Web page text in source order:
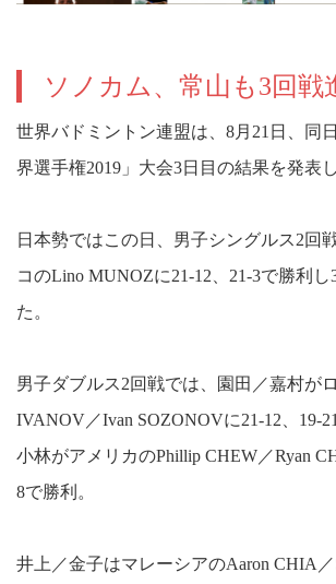
ソノカム、常山も3回戦
世界バドミントン連盟は、8月21日、同
界選手権2019」大会3日目の結果を発表し
日本勢ではこの日、男子シングルス2回
コのLino MUNOZに21-12、21-3で勝利
た。
男子ダブルス2回戦では、園田／嘉村が
IVANOV／Ivan SOZONOVに21-12、19-
小林がアメリカのPhillip CHEW／Ryan
8で勝利。
井上／金子はマレーシアのAaron CHIA／